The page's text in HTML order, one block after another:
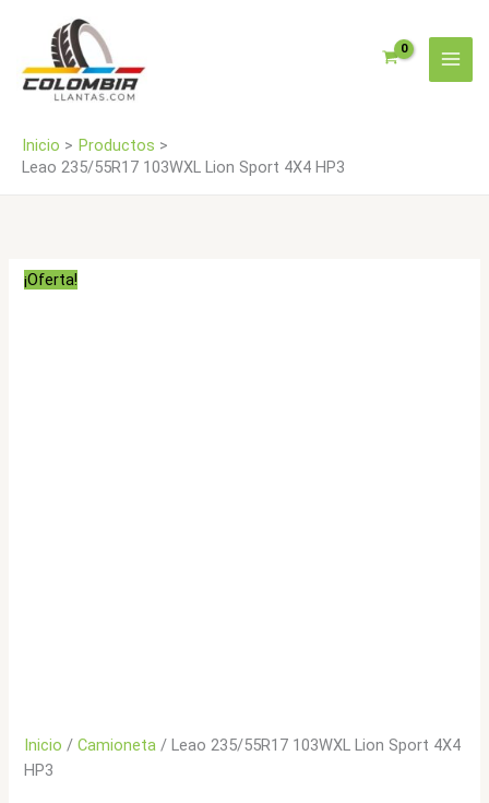
contenido
Inicio
Productos
Leao 235/55R17 103WXL Lion Sport 4X4 HP3
¡Oferta!
Inicio /Camioneta / Leao 235/55R17 103WXL Lion Sport 4X4
HP3
HP3
cantidad